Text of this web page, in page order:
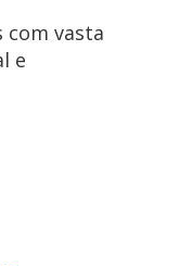
com vasta
e